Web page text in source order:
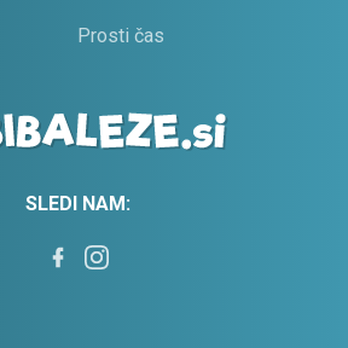
Prosti čas
SLEDI NAM: